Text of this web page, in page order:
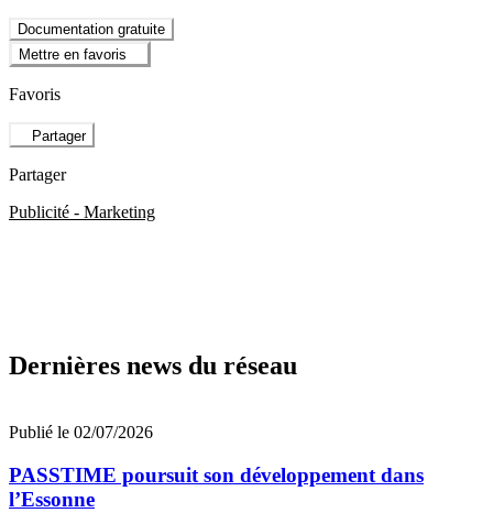
Documentation gratuite
Mettre en favoris
Favoris
Partager
Partager
Publicité - Marketing
Dernières news du réseau
Publié le 02/07/2026
PASSTIME poursuit son développement dans
l’Essonne